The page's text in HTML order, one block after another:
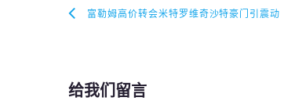
富勒姆高价转会米特罗维奇沙特豪门引震动
给我们留言